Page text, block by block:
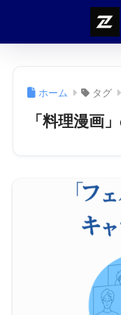
ホーム タグ
「料理漫画